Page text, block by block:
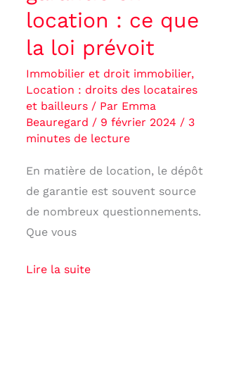
location : ce que
la loi prévoit
Immobilier et droit immobilier,
Location : droits des locataires
et bailleurs / Par Emma
Beauregard / 9 février 2024 /3
minutes de lecture
En matière de location, le dépôt
de garantie est souvent source
de nombreux questionnements.
Que vous
Lire la suite